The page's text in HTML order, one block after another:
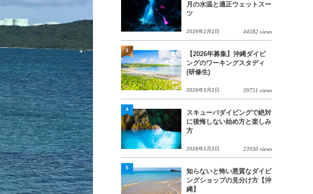
月の水温と適正ウェットスー
ツ
2026年2月2日 44582 views
【2026年募集】沖縄ダイビ
ングのワーキングスタディ
(研修生)
2026年3月2日 39751 views
3
スキューバダイビングで絶対
に後悔しない始め方と楽しみ
方
2026年2月2日 23930 views
4
知らないと怖い悪質なダイビ
ングショップの見分け方【沖
縄】
5